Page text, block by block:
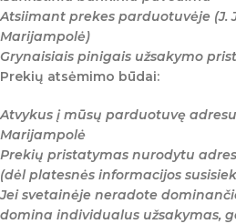
Atsiimant prekes parduotuvėje (J.
Marijampolė)
Grynaisiais pinigais užsakymo
Prekių atsėmimo būdai:
Atvykus į mūsų parduotuvę adresu
Marijampolė
Prekių pristatymas nurodytu
(dėl platesnės informacijos
Jei svetainėje neradote
domina individualus užsakymas,